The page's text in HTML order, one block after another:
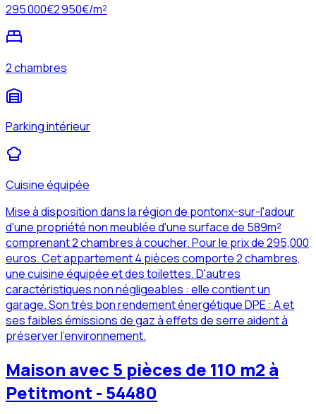
295 000€2 950€/m²
2 chambres
Parking intérieur
Cuisine équipée
Mise à disposition dans la région de pontonx-sur-l'adour
d'une propriété non meublée d'une surface de 589m²
comprenant 2 chambres à coucher. Pour le prix de 295,000
euros. Cet appartement 4 pièces comporte 2 chambres,
une cuisine équipée et des toilettes. D'autres
caractéristiques non négligeables : elle contient un
garage. Son très bon rendement énergétique DPE : A et
ses faibles émissions de gaz à effets de serre aident à
préserver l'environnement.
Maison avec 5 pièces de 110 m2 à
Petitmont - 54480